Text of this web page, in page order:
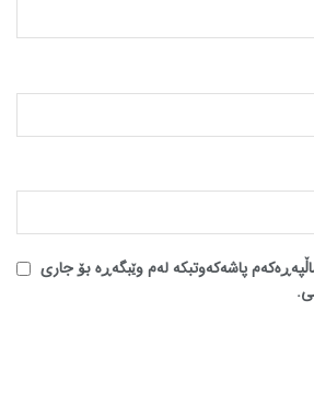
پاشەکەوتبکە لەم وێبگەڕە بۆ جاری